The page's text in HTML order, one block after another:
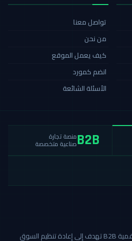
تواصل معنا
من نحن
كيف يعمل الموقع
انضم كمورد
الأسئلة الشائعة
B2Bمنصة تجارة
صناعية متخصصة
كاربيد هي أول منصة صناعية رقمية B2B تهدف إلى إعادة تنظيم السوق